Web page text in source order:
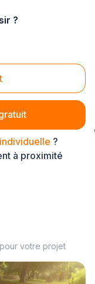
?
individuelle
?
à proximité
votre projet